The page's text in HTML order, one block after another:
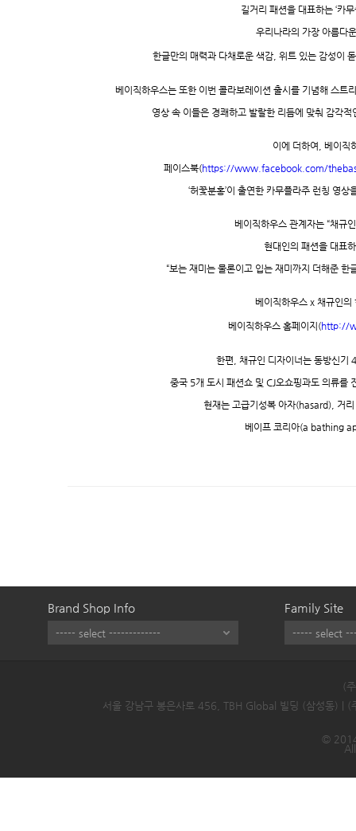
길거리 패션을 대표하는 ‘카무
우리나라의 가장 아름다
한글만의 매력과 다채로운 색감 위트 있는 감성이
베이직하우스는 또한 이번 콜라보레이션 출시를 기념해 스트
영상 속 이들은 경쾌하고 발랄한 리듬에 맞춰 감각
이에 더하여
베이직
페이스북(https://www.facebook.com/
‘허꽃분홍’이 출연한 카무플라주 런칭 영상
베이직하우스 관계자는 “채규
현대인의 패션을 대표
“보는 재미는 물론이고 입는 재미까지 더해준 한
베이직하우스 x 채규인의
베이직하우스 홈페이지 (http://
한편 채규인 디자이너는 동방신기 4
중국 5개 도시 패션쇼 및 CJ오쇼핑과도 의류를
현재는 고급기성복 아자(hasard), 거
베이프 코리아(a bathing
Brand Shop Info Family Site
(
서울 강남구 봉은사로 456, TBH Global 빌딩 (삼성동) |
©